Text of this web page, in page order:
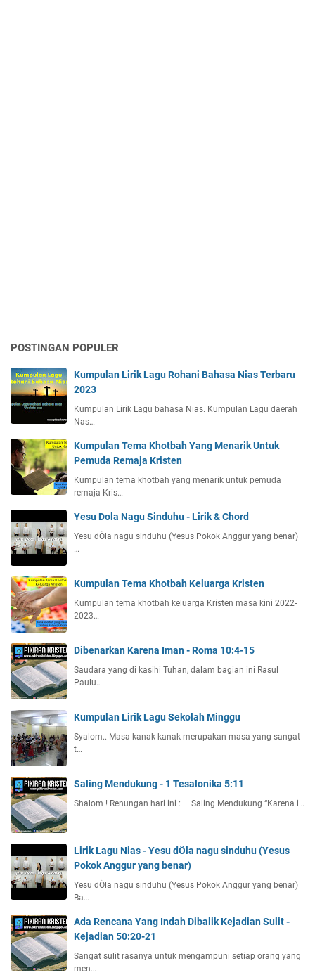
POSTINGAN POPULER
Kumpulan Lirik Lagu Rohani Bahasa Nias Terbaru
2023
Kumpulan Lirik Lagu bahasa Nias. Kumpulan Lagu daerah
Nas…
Kumpulan Tema Khotbah Yang Menarik Untuk
Pemuda Remaja Kristen
Kumpulan tema khotbah yang menarik untuk pemuda
remaja Kris…
Yesu Dola Nagu Sinduhu - Lirik & Chord
Yesu dÖla nagu sinduhu (Yesus Pokok Anggur yang benar)
…
Kumpulan Tema Khotbah Keluarga Kristen
Kumpulan tema khotbah keluarga Kristen masa kini 2022-
2023…
Dibenarkan Karena Iman - Roma 10:4-15
Saudara yang di kasihi Tuhan, dalam bagian ini Rasul
Paulu…
Kumpulan Lirik Lagu Sekolah Minggu
Syalom.. Masa kanak-kanak merupakan masa yang sangat
t…
Saling Mendukung - 1 Tesalonika 5:11
Shalom ! Renungan hari ini : Saling Mendukung “Karena i…
Lirik Lagu Nias - Yesu dÖla nagu sinduhu (Yesus
Pokok Anggur yang benar)
Yesu dÖla nagu sinduhu (Yesus Pokok Anggur yang benar)
Ba…
Ada Rencana Yang Indah Dibalik Kejadian Sulit -
Kejadian 50:20-21
Sangat sulit rasanya untuk mengampuni setiap orang yang
men…